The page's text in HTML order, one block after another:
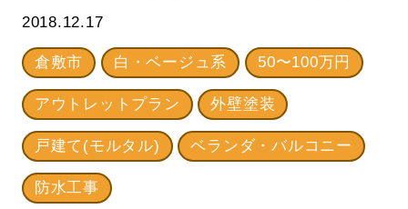
2018.12.17
倉敷市 白・ベージュ系 50〜100万円
アウトレットプラン 外壁塗装
戸建て(モルタル) ベランダ・バルコニー
防水工事